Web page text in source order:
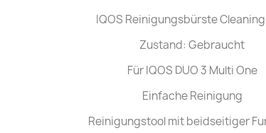
IQOS Reinigungsbürste Cleaning
Zustand: Gebraucht
Für IQOS DUO 3 Multi One
Einfache Reinigung
Reinigungstool mit beidseitiger